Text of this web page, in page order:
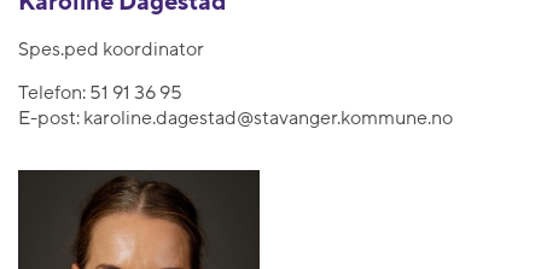
Spes.ped koordinator
Telefon: 51 91 36 95
E-post: karoline.dagestad@stavanger.kommune.no